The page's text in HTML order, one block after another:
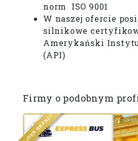
norm ISO 9001
W naszej ofercie
silnikowe
Amerykański
(API)
Firmy o podobnym
R
BR
Y